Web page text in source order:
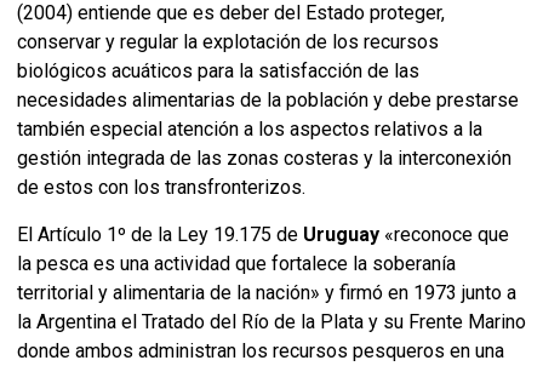
(2004) entiende que es deber del Estado proteger,
conservar y regular la explotación de los recursos
biológicos acuáticos para la satisfacción de las
necesidades alimentarias de la población y debe prestarse
también especial atención a los aspectos relativos a la
gestión integrada de las zonas costeras y la interconexión
de estos con los transfronterizos.
El Artículo 1º de la Ley 19.175 de Uruguay «reconoce que
la pesca es una actividad que fortalece la soberanía
territorial y alimentaria de la nación» y firmó en 1973 junto a
la Argentina el Tratado del Río de la Plata y su Frente Marino
donde ambos administran los recursos pesqueros en una